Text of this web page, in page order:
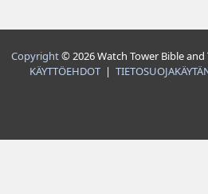
Copyright© 2026 Watch Tower Bible and
KÄYTTÖEHDOT|